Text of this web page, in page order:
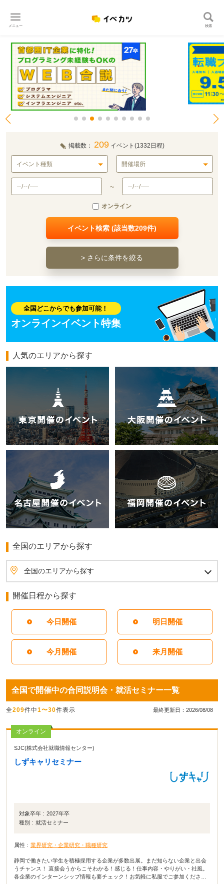
メニュー 検索
掲載数： 209イベント (1332日程)
~
オンライン
イベント検索 (該当数209件)
> さらに条件を絞る
全国どこからでも参加可能！
オンラインイベント特集
人気のエリアから探す
全国のエリアから探す
全国のエリアから探す
北海道・東北
北海道
青森県
岩手県
秋田県
宮城県
山形県
福島県
北関東
茨城県
栃木県
群馬県
首都圏
埼玉県
東京都
神奈川県
千葉県
甲信越
山梨県
長野県
新潟県
北陸
石川県
富山県
福井県
東海
愛知県
静岡県
岐阜県
三重県
関西
大阪府
兵庫県
京都府
滋賀県
奈良県
和歌山県
四国
愛媛県
香川県
高知県
徳島県
中国
岡山県
広島県
島根県
鳥取県
山口県
九州・沖縄
福岡県
佐賀県
長崎県
熊本県
大分県
宮崎県
鹿児島県
沖縄県
開催日程から探す
今日開催 明日開催
今月開催 来月開催
全国で開催中の合同説明会・就活セミナー一覧
全209件中1〜30件表示 最終更新日：2026/08/08
オンライン
SJC(株式会社就職情報センター)
しずキャリセミナー
対象卒年 : 2027年卒
種別 : 就活セミナー
属性 : 業界研究・企業研究・職種研究
静岡で働きたい学生を積極採用する企業が多数出展。まだ知らない企業と出会
うチャンス！ 直接会うからこそわかる！感じる！仕事内容・やりがい・社風。
各企業のインターンシップ情報も要チェック！お気軽に私服でご参加ください